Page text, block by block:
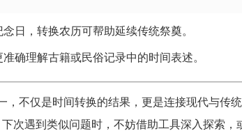
日，转换农历可帮助延续传统祭奠。
确理解古籍或民俗记录中的时间表述。
不仅是时间转换的结果，更是连接现代与传
次遇到类似问题时，不妨借助工具深入探索，